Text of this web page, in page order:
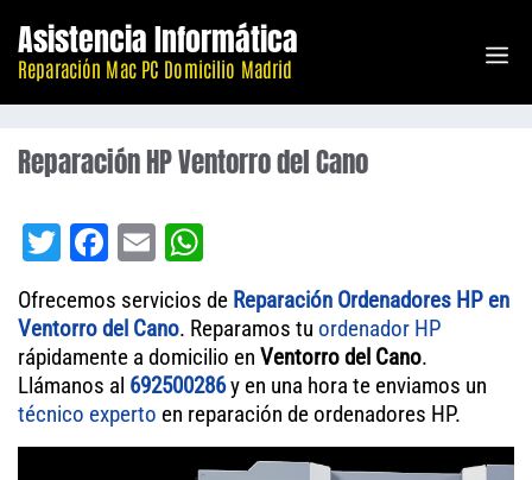
contenido
Asistencia Informática
Reparación Mac PC Domicilio Madrid
Reparación HP Ventorro del Cano
T
tt
er
Fa
bo
ok
E
m
ail
ha
ts
A
pp
Ofrecemos servicios de Reparación Ordenadores HP en
Ventorro del Cano. Reparamos tu ordenador HP
rápidamente a domicilio en Ventorro del Cano.
Llámanos al 692500286y en una hora te enviamos un
técnico experto en reparación de ordenadores HP.